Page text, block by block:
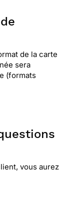
de la carte
sera
(formats
vous aurez